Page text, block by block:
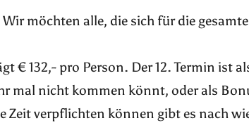
Wir möchten alle, die sich für die
€ 132,- pro Person. Der 12. Termin ist
mal nicht kommen könnt, oder als
Zeit verpflichten können gibt es nach